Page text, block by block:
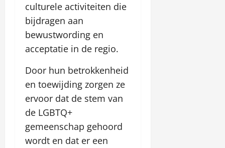
culturele activiteiten die
bijdragen aan
bewustwording en
acceptatie in de regio.
Door hun betrokkenheid
en toewijding zorgen ze
ervoor dat de stem van
de LGBTQ+
gemeenschap gehoord
wordt en dat er een